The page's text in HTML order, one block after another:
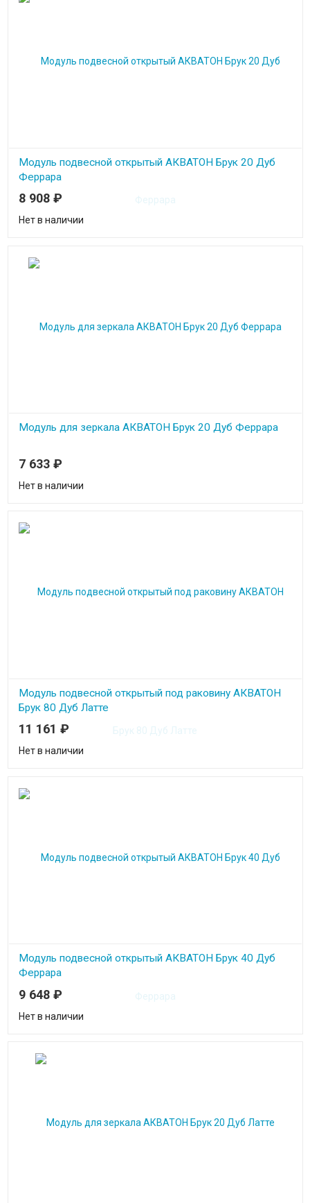
Модуль подвесной открытый АКВАТОН Брук 20 Дуб
Феррара
8 908 ₽
Нет в наличии
Модуль для зеркала АКВАТОН Брук 20 Дуб Феррара
7 633 ₽
Нет в наличии
Модуль подвесной открытый под раковину АКВАТОН
Брук 80 Дуб Латте
11 161 ₽
Нет в наличии
Модуль подвесной открытый АКВАТОН Брук 40 Дуб
Феррара
9 648 ₽
Нет в наличии